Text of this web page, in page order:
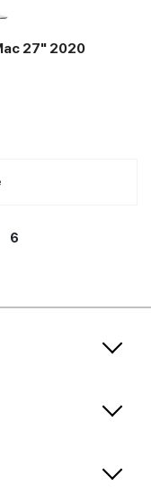
27" 2020
6